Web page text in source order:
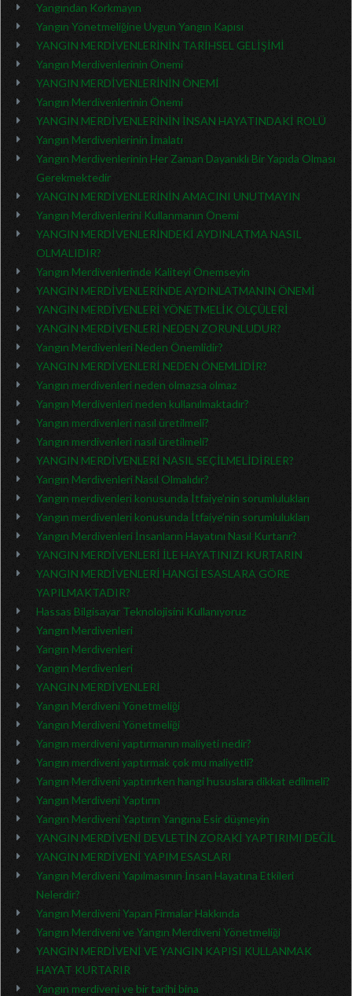
Yangından Korkmayın
Yangın Yönetmeliğine Uygun Yangın Kapısı
YANGIN MERDİVENLERİNİN TARİHSEL GELİŞİMİ
Yangın Merdivenlerinin Önemi
YANGIN MERDİVENLERİNİN ÖNEMİ
Yangın Merdivenlerinin Önemi
YANGIN MERDİVENLERİNİN İNSAN HAYATINDAKİ ROLÜ
Yangın Merdivenlerinin İmalatı
Yangın Merdivenlerinin Her Zaman Dayanıklı Bir Yapıda Olması
Gerekmektedir
YANGIN MERDİVENLERİNİN AMACINI UNUTMAYIN
Yangın Merdivenlerini Kullanmanın Önemi
YANGIN MERDİVENLERİNDEKİ AYDINLATMA NASIL
OLMALIDIR?
Yangın Merdivenlerinde Kaliteyi Önemseyin
YANGIN MERDİVENLERİNDE AYDINLATMANIN ÖNEMİ
YANGIN MERDİVENLERİ YÖNETMELİK ÖLÇÜLERİ
YANGIN MERDİVENLERİ NEDEN ZORUNLUDUR?
Yangın Merdivenleri Neden Önemlidir?
YANGIN MERDİVENLERİ NEDEN ÖNEMLİDİR?
Yangın merdivenleri neden olmazsa olmaz
Yangın Merdivenleri neden kullanılmaktadır?
Yangın merdivenleri nasıl üretilmeli?
Yangın merdivenleri nasıl üretilmeli?
YANGIN MERDİVENLERİ NASIL SEÇİLMELİDİRLER?
Yangın Merdivenleri Nasıl Olmalıdır?
Yangın merdivenleri konusunda İtfaiye’nin sorumlulukları
Yangın merdivenleri konusunda İtfaiye’nin sorumlulukları
Yangın Merdivenleri İnsanların Hayatını Nasıl Kurtarır?
YANGIN MERDİVENLERİ İLE HAYATINIZI KURTARIN
YANGIN MERDİVENLERİ HANGİ ESASLARA GÖRE
YAPILMAKTADIR?
Hassas Bilgisayar Teknolojisini Kullanıyoruz
Yangın Merdivenleri
Yangın Merdivenleri
Yangın Merdivenleri
YANGIN MERDİVENLERİ
Yangın Merdiveni Yönetmeliği
Yangın Merdiveni Yönetmeliği
Yangın merdiveni yaptırmanın maliyeti nedir?
Yangın merdiveni yaptırmak çok mu maliyetli?
Yangın Merdiveni yaptırırken hangi hususlara dikkat edilmeli?
Yangın Merdiveni Yaptırın
Yangın Merdiveni Yaptırın Yangına Esir düşmeyin
YANGIN MERDİVENİ DEVLETİN ZORAKİ YAPTIRIMI DEĞİL
YANGIN MERDİVENİ YAPIM ESASLARI
Yangın Merdiveni Yapılmasının İnsan Hayatına Etkileri
Nelerdir?
Yangın Merdiveni Yapan Firmalar Hakkında
Yangın Merdiveni ve Yangın Merdiveni Yönetmeliği
YANGIN MERDİVENİ VE YANGIN KAPISI KULLANMAK
HAYAT KURTARIR
Yangın merdiveni ve bir tarihi bina